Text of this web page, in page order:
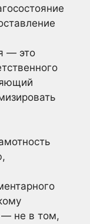
— это
— не в том,